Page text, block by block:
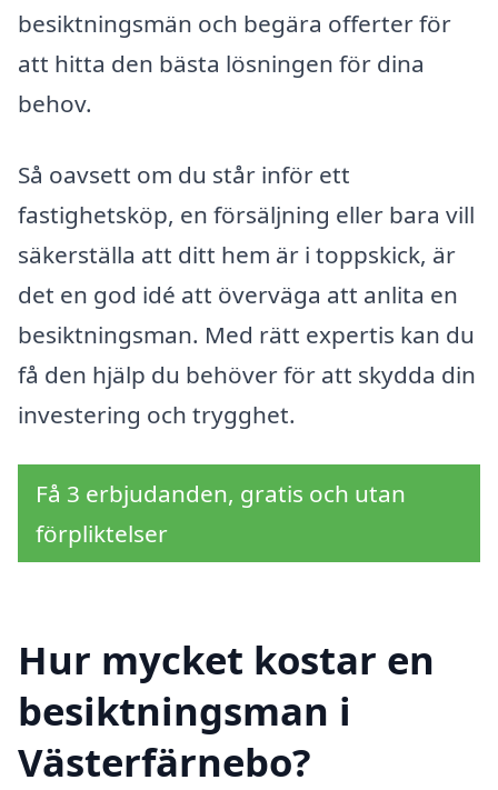
besiktningsmän och begära offerter för
att hitta den bästa lösningen för dina
behov.
Så oavsett om du står inför ett
fastighetsköp, en försäljning eller bara vill
säkerställa att ditt hem är i toppskick, är
det en god idé att överväga att anlita en
besiktningsman. Med rätt expertis kan du
få den hjälp du behöver för att skydda din
investering och trygghet.
Få 3 erbjudanden, gratis och utan
förpliktelser
Hur mycket kostar en
besiktningsman i
Västerfärnebo?